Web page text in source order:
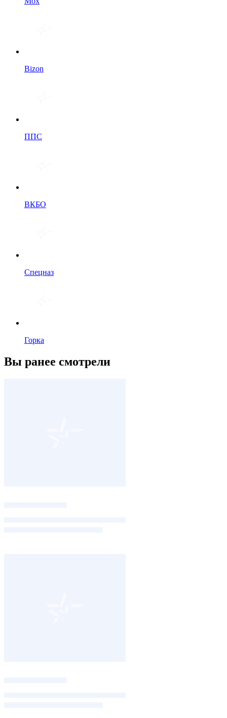
Bizon
ППС
ВКБО
Спецназ
Горка
Вы ранее смотрели